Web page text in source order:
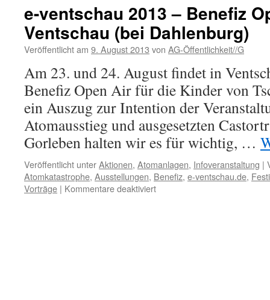
Ein
brandaktueller
Vortrag
zur
in
Japan…
e-ventschau 2013 – Benefiz
Ventschau (bei Dahlenburg)
Veröffentlicht am 9. August 2013 von AG-Öffentlichkeit//G
Am 23. und 24. August findet in
Benefiz Open Air für die Kinder von
ein Auszug zur Intention der
Atomausstieg und ausgesetzten
Gorleben halten wir es für wichtig, …
Veröffentlicht unterAktionen, Atomanlagen, Infoveranstaltung |
Atomkatastrophe, Ausstellungen, Benefiz, e-ventschau.de,
Vorträge | Kommentare deaktiviertfür